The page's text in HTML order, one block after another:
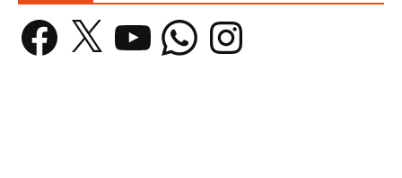
Facebook YouTube WhatsAppInstagram